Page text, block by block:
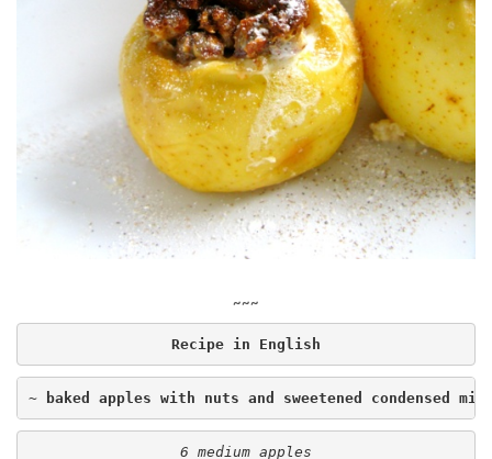
~~~
Recipe in English
~ baked apples with nuts and sweetened condensed
6 medium apples